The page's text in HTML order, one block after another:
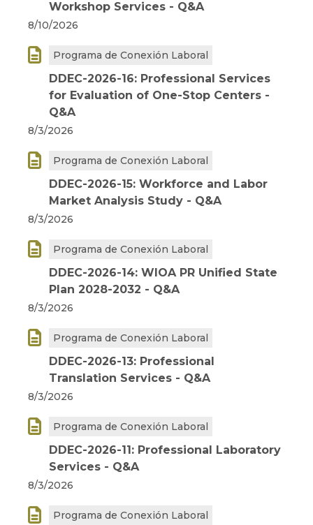
Workshop Services - Q&A
8/10/2026
 Programa de Conexión Laboral
DDEC-2026-16: Professional Services
for Evaluation of One-Stop Centers -
Q&A
8/3/2026
 Programa de Conexión Laboral
DDEC-2026-15: Workforce and Labor
Market Analysis Study - Q&A
8/3/2026
 Programa de Conexión Laboral
DDEC-2026-14: WIOA PR Unified State
Plan 2028-2032 - Q&A
8/3/2026
 Programa de Conexión Laboral
DDEC-2026-13: Professional
Translation Services - Q&A
8/3/2026
 Programa de Conexión Laboral
DDEC-2026-11: Professional Laboratory
Services - Q&A
8/3/2026
 Programa de Conexión Laboral